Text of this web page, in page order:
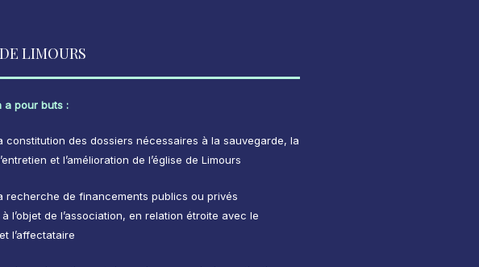
LIMOURS
a pour buts :
constitution des dossiers nécessaires à la sauvegarde, la
et l’amélioration de l’église de Limours
recherche de financements publics ou privés
l’objet de l’association, en relation étroite avec le
l’affectataire